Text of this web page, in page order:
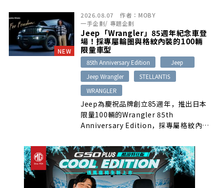
訊儀表，進一步提升安全性與實用性。
NEW
2026.08.07 作者： MOBY
一手企劃/ 專題企劃
Jeep「Wrangler」85週年紀念車登
場！採專屬輪圈與格紋內裝的100輛
限量車型
85th Anniversary Edition
Jeep
Jeep Wrangler
STELLANTIS
WRANGLER
Jeep為慶祝品牌創立85週年，推出日本
限量100輛的Wrangler 85th
Anniversary Edition，採專屬格紋內
944萬日圓。